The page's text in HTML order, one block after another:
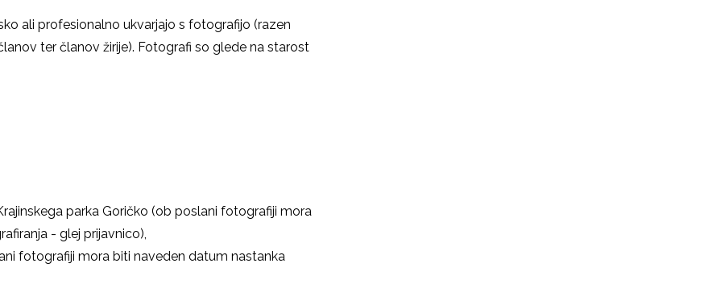
ali profesionalno ukvarjajo s fotografijo (razen
ter članov žirije). Fotografi so glede na starost
parka Goričko (ob poslani fotografiji mora
- glej prijavnico),
fotografiji mora biti naveden datum nastanka